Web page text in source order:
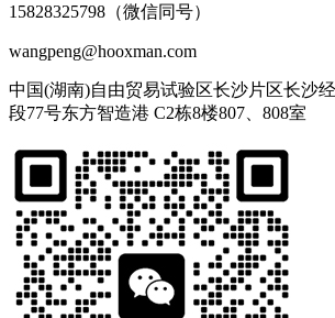
15828325798（微信同号）
wangpeng@hooxman.com
中国(湖南)自由贸易试验区长沙片区长沙
段77号东方智造港 C2栋8楼807、808室